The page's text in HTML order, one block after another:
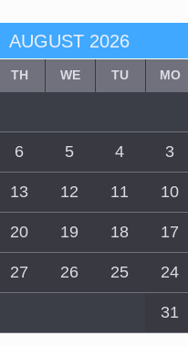
AUGUST 2026
MO
TU
WE
TH
3
4
5
6
10
11
12
13
17
18
19
20
24
25
26
27
31